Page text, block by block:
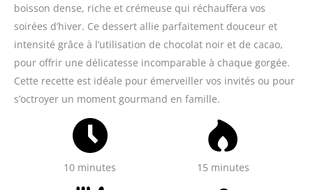
boisson dense, riche et crémeuse qui réchauffera vos
soirées d’hiver. Ce dessert allie parfaitement douceur et
intensité grâce à l’utilisation de chocolat noir et de cacao,
pour offrir une délicatesse incomparable à chaque gorgée.
Cette recette est idéale pour émerveiller vos invités ou pour
s’octroyer un moment gourmand en famille.
10 minutes 15 minutes